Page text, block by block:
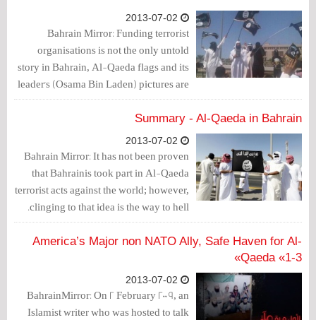
dealing with salafist jihadists.
Bahrain Mirror: Funding terrorist
organisations is not the only untold
story in Bahrain, Al-Qaeda flags and its
leader's (Osama Bin Laden) pictures are
untold too. Gradually, radical Islam and
its icons turn into a common place in our
daily life.
Summary - Al-Qaeda in Bahrain
Bahrain Mirror: It has not been proven
that Bahrainis took part in Al-Qaeda
terrorist acts against the world; however,
clinging to that idea is the way to hell.
America’s Major non NATO Ally, Safe Haven for Al-
Qaeda «1-3»
BahrainMirror: On 2 February 2009, an
Islamist writer who was hosted to talk